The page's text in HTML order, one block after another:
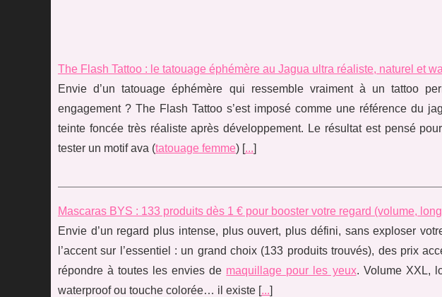
The Flash Tattoo : le tatouage éphémère au Jagua ultra réaliste, naturel et
Envie d’un tatouage éphémère qui ressemble vraiment à un tattoo
engagement ? The Flash Tattoo s’est imposé comme une référence du
teinte foncée très réaliste après développement. Le résultat est pensé
tester un motif ava (tatouage femme) [...]
Mascaras BYS : 133 produits dès 1 € pour booster votre regard (volume,
Envie d’un regard plus intense, plus ouvert, plus défini, sans exploser
l’accent sur l’essentiel : un grand choix (133 produits trouvés), des prix
répondre à toutes les envies de maquillage pour les yeux. Volume XXL,
waterproof ou touche colorée… il existe [...]